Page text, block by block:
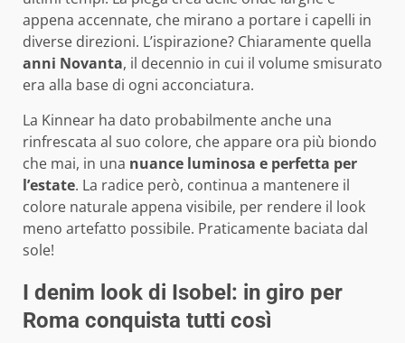
appena accennate, che mirano a portare i capelli in
diverse direzioni. L’ispirazione? Chiaramente quella
anni Novanta, il decennio in cui il volume smisurato
era alla base di ogni acconciatura.
La Kinnear ha dato probabilmente anche una
rinfrescata al suo colore, che appare ora più biondo
che mai, in una nuance luminosa e perfetta per
l’estate. La radice però, continua a mantenere il
colore naturale appena visibile, per rendere il look
meno artefatto possibile. Praticamente baciata dal
sole!
I denim look di Isobel: in giro per
Roma conquista tutti così